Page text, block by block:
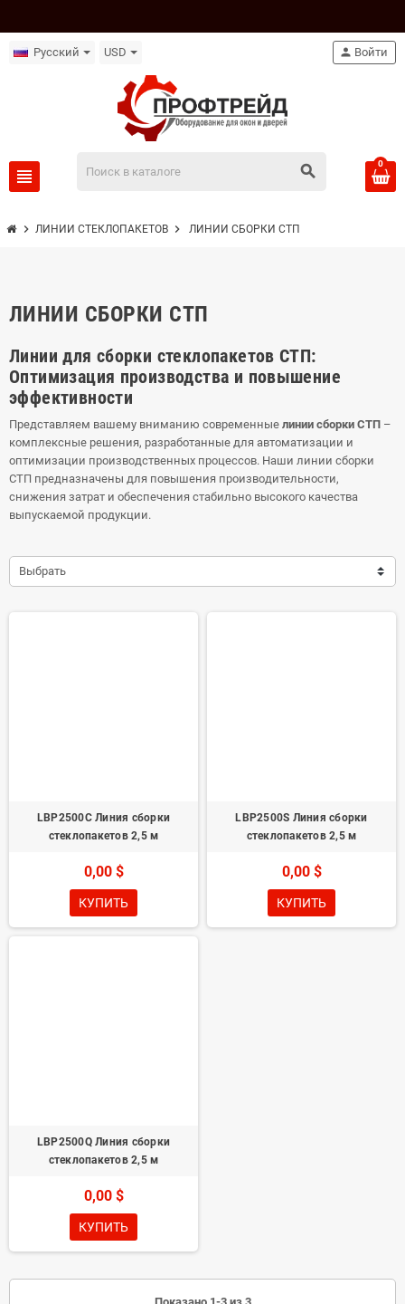
Русский USD
view_headline search
person Войти
0
chevron_right ЛИНИИ СТЕКЛОПАКЕТОВ chevron_right ЛИНИИ СБОРКИ СТП
ЛИНИИ СБОРКИ СТП
Линии для сборки стеклопакетов СТП:
Оптимизация производства и повышение
эффективности
Представляем вашему вниманию современные линии сборки СТП –
комплексные решения, разработанные для автоматизации и
оптимизации производственных процессов. Наши линии сборки
СТП предназначены для повышения производительности,
снижения затрат и обеспечения стабильно высокого качества
выпускаемой продукции.
Линия сборки СТП – это интегрированная система, состоящая из
последовательно расположенных рабочих станций, каждая из
Выбрать
LBP2500C Линия сборки
стеклопакетов 2,5 м
0,00 $
КУПИТЬ
LBP2500S Линия сборки
стеклопакетов 2,5 м
0,00 $
КУПИТЬ
LBP2500Q Линия сборки
стеклопакетов 2,5 м
0,00 $
КУПИТЬ